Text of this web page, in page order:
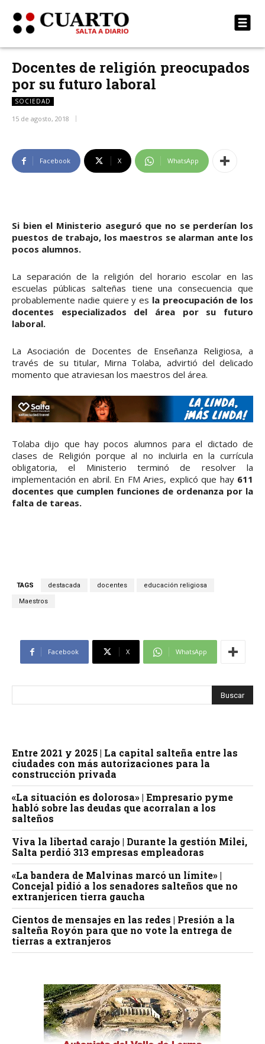
Docentes de religión preocupados
por su futuro laboral
SOCIEDAD
15 de agosto, 2018
Facebook X WhatsApp
Si bien el Ministerio aseguró que no se perderían los
puestos de trabajo, los maestros se alarman ante los
pocos alumnos.
La separación de la religión del horario escolar en las
escuelas públicas salteñas tiene una consecuencia que
probablemente nadie quiere y es la preocupación de los
docentes especializados del área por su futuro
laboral.
La Asociación de Docentes de Enseñanza Religiosa, a
través de su titular, Mirna Tolaba, advirtió del delicado
momento que atraviesan los maestros del área.
Tolaba dijo que hay pocos alumnos para el dictado de
clases de Religión porque al no incluirla en la currícula
obligatoria, el Ministerio terminó de resolver la
implementación en abril. En FM Aries, explicó que hay 611
docentes que cumplen funciones de ordenanza por la
falta de tareas.
TAGS destacada docentes educación religiosa
Maestros
Facebook X WhatsApp
Entre 2021 y 2025 | La capital salteña entre las
ciudades con más autorizaciones para la
construcción privada
«La situación es dolorosa» | Empresario pyme
habló sobre las deudas que acorralan a los
salteños
Viva la libertad carajo | Durante la gestión Milei,
Salta perdió 313 empresas empleadoras
«La bandera de Malvinas marcó un límite» |
Concejal pidió a los senadores salteños que no
extranjericen tierra gaucha
Cientos de mensajes en las redes | Presión a la
salteña Royón para que no vote la entrega de
tierras a extranjeros